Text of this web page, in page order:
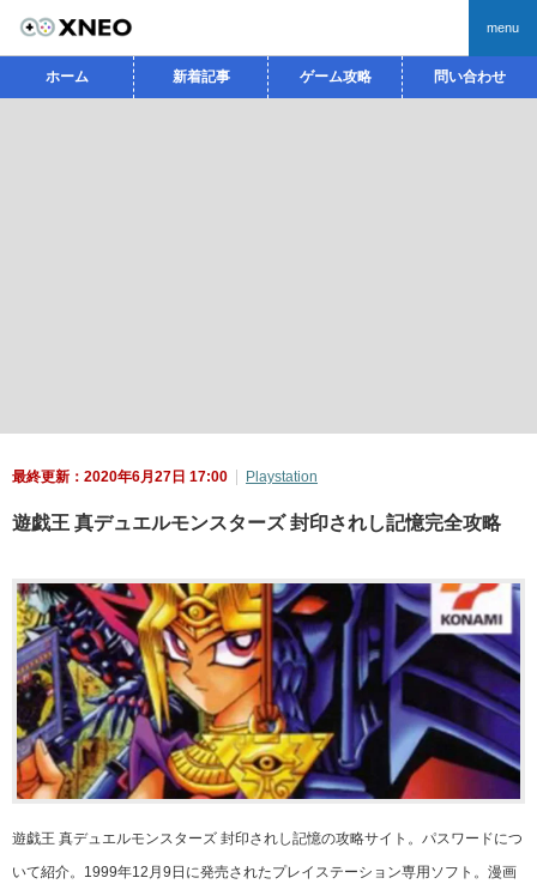
menu
ホーム 新着記事 ゲーム攻略 問い合わせ
最終更新：2020年6月27日 17:00 Playstation
遊戯王 真デュエルモンスターズ 封印されし記憶完全攻略
遊戯王 真デュエルモンスターズ 封印されし記憶の攻略サイト。パスワードにつ
いて紹介。1999年12月9日に発売されたプレイステーション専用ソフト。漫画